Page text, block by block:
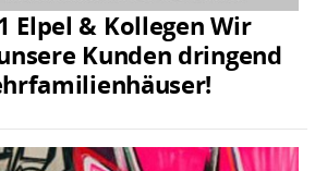
Elpel & Kollegen Wir
Kunden dringend